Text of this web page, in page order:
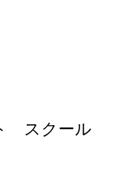
スクール